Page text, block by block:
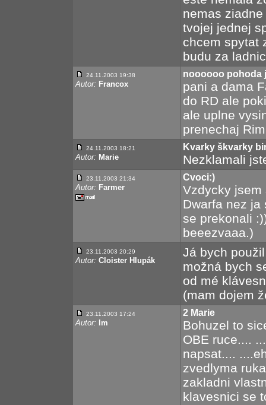
nemas
tvojej jednej
chcem spytat
budu za
24.11.2003 19:38
Autor: Francox
noooooo pohoda
pani a dama
do RD ale
ale uplne
prenechaj
24.11.2003 18:21
Autor: Marie
Kvarky škvarky
Nezklamali
23.11.2003 21:34
Autor: Farmer
Cvoci:)
Vzdycky jsem
Dwarfa nez ja
se prekonali
beeezvaaa.)
23.11.2003 20:29
Autor: Cloister Hlupák
Já bych
možná bych
od mé
(mam dojem
23.11.2003 17:24
Autor: lm
2 Marie
Bohuzel to
OBE ruce....
napsat....
zvedlyma
zakladni
klavesnici se